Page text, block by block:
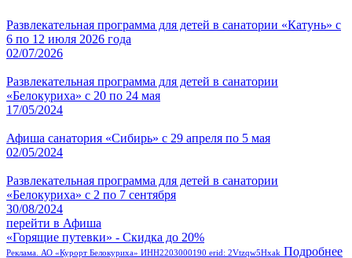
Развлекательная программа для детей в санатории «Катунь» с
6 по 12 июля 2026 года
02/07/2026
Развлекательная программа для детей в санатории
«Белокуриха» с 20 по 24 мая
17/05/2024
Афиша санатория «Сибирь» с 29 апреля по 5 мая
02/05/2024
Развлекательная программа для детей в санатории
«Белокуриха» с 2 по 7 сентября
30/08/2024
перейти в Афиша
«Горящие путевки» - Скидка до 20%
Реклама. АО «Курорт Белокуриха» ИНН2203000190 erid: 2Vtzqw5Hxak Подробнее